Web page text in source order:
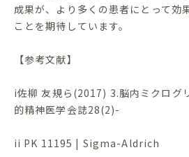
成果が、より多くの患者にとって効
ことを期待しています。
【参考文献】
i佐柳 友規ら(2017) 3.脳内ミクログ
的精神医学会誌28(2)-
ii PK 11195 | Sigma-Aldrich